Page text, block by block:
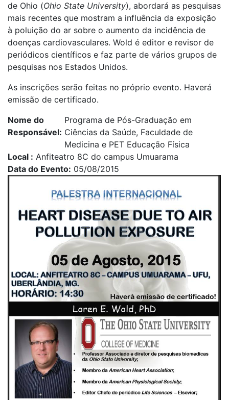
de Ohio (Ohio State University), abordará as pesquisas
mais recentes que mostram a influência da exposição
à poluição do ar sobre o aumento da incidência de
doenças cardiovasculares. Wold é editor e revisor de
periódicos científicos e faz parte de vários grupos de
pesquisas nos Estados Unidos.
As inscrições serão feitas no próprio evento. Haverá
emissão de certificado.
Nome do
Responsável
Programa de Pós-Graduação em
Ciências da Saúde, Faculdade de
Medicina e PET Educação Física
Local
Anfiteatro 8C do campus Umuarama
Data do Evento 05/08/2015